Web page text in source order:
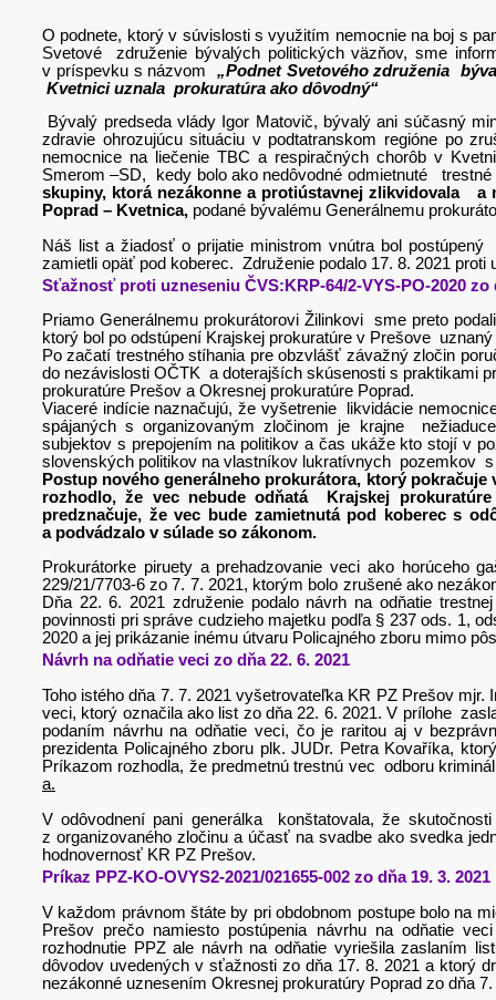
O podnete, ktorý v súvislosti s využitím nemocnie na boj s
Svetové združenie bývalých politických väzňov, sme
v príspevku s názvom
„Podnet Svetového združenia
Kvetnici uznala prokuratúra ako dôvodný“
Bývalý predseda vlády Igor Matovič, bývalý ani súčasný
zdravie ohrozujúcu situáciu v podtatranskom regióne po
nemocnice na liečenie TBC a respiračných chorôb v
Smerom –SD, kedy bolo ako nedôvodné odmietnuté trestné
skupiny, ktorá nezákonne a protiústavnej zlikvidovala a
Poprad – Kvetnica, podané bývalému Generálnemu
Náš list a žiadosť o prijatie ministrom vnútra bol
zamietli opäť pod koberec. Združenie podalo 17. 8. 2021
Sťažnosť proti uzneseniu ČVS:KRP-64/2-VYS-PO-2020 zo
Priamo Generálnemu prokurátorovi Žilinkovi sme preto
ktorý bol po odstúpení Krajskej prokuratúre v Prešove
Po začatí trestného stíhania pre obzvlášť závažný zločin
do nezávislosti OČTK a doterajších skúsenosti s praktikami
prokuratúre Prešov a Okresnej prokuratúre Poprad.
Viaceré indície naznačujú, že vyšetrenie likvidácie
spájaných s organizovaným zločinom je krajne
subjektov s prepojením na politikov a čas ukáže kto stojí v
slovenských politikov na vlastníkov lukratívnych pozemkov
Postup nového generálneho prokurátora, ktorý
rozhodlo, že vec nebude odňatá Krajskej
predznačuje, že vec bude zamietnutá pod koberec s
a podvádzalo v súlade so zákonom.
Prokurátorke piruety a prehadzovanie veci ako horúceho
229/21/7703-6 zo 7. 7. 2021, ktorým bolo zrušené ako
Dňa 22. 6. 2021 združenie podalo návrh na odňatie
povinnosti pri správe cudzieho majetku podľa § 237 ods. 1,
2020 a jej prikázanie inému útvaru Policajného zboru mimo
Návrh na odňatie veci zo dňa 22. 6. 2021
Toho istého dňa 7. 7. 2021 vyšetrovateľka KR PZ Prešov
veci, ktorý označila ako list zo dňa 22. 6. 2021. V prílohe
podaním návrhu na odňatie veci, čo je raritou aj v
prezidenta Policajného zboru plk. JUDr. Petra Kovaříka,
Príkazom rozhodla, že predmetnú trestnú vec odboru
a.
V odôvodnení pani generálka konštatovala, že
z organizovaného zločinu a účasť na svadbe ako svedka
hodnovernosť KR PZ Prešov.
Príkaz PPZ-KO-OVYS2-2021/021655-002 zo dňa 19. 3. 2021
V každom právnom štáte by pri obdobnom postupe bolo na
Prešov prečo namiesto postúpenia návrhu na odňatie
rozhodnutie PPZ ale návrh na odňatie vyriešila zaslaním
dôvodov uvedených v sťažnosti zo dňa 17. 8. 2021 a ktorý
nezákonné uznesením Okresnej prokuratúry Poprad zo dňa